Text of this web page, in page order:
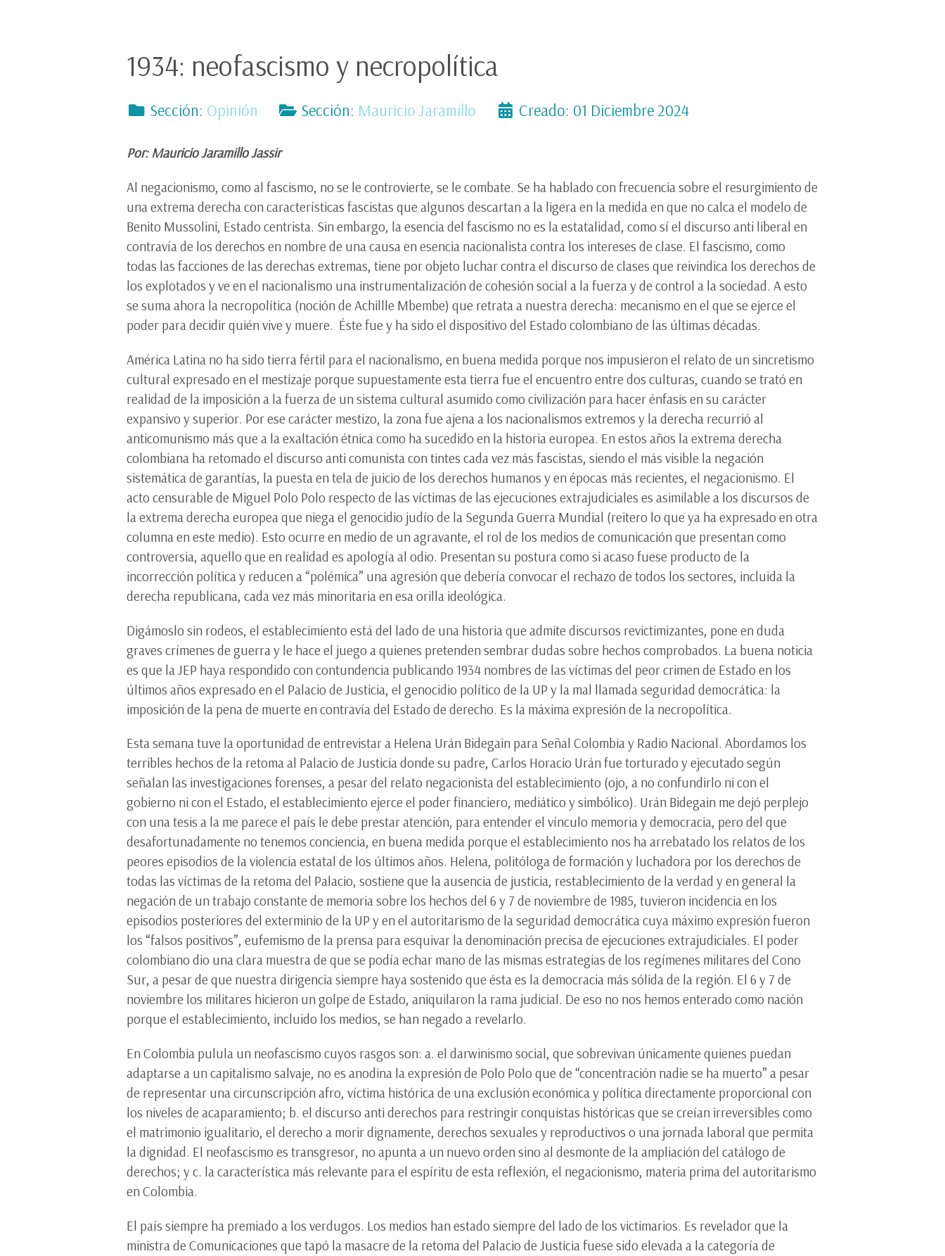
1934: neofascismo y necropolítica
Sección: Opinión Sección: Mauricio Jaramillo Creado: 01 Diciembre 2024
Por: Mauricio Jaramillo Jassir
Al negacionismo, como al fascismo, no se le controvierte, se le combate. Se ha hablado con frecuencia sobre el resurgimiento de
una extrema derecha con características fascistas que algunos descartan a la ligera en la medida en que no calca el modelo de
Benito Mussolini, Estado centrista. Sin embargo, la esencia del fascismo no es la estatalidad, como sí el discurso anti liberal en
contravía de los derechos en nombre de una causa en esencia nacionalista contra los intereses de clase. El fascismo, como
todas las facciones de las derechas extremas, tiene por objeto luchar contra el discurso de clases que reivindica los derechos de
los explotados y ve en el nacionalismo una instrumentalización de cohesión social a la fuerza y de control a la sociedad. A esto
se suma ahora la necropolítica (noción de Achillle Mbembe) que retrata a nuestra derecha: mecanismo en el que se ejerce el
poder para decidir quién vive y muere. Éste fue y ha sido el dispositivo del Estado colombiano de las últimas décadas.
América Latina no ha sido tierra fértil para el nacionalismo, en buena medida porque nos impusieron el relato de un sincretismo
cultural expresado en el mestizaje porque supuestamente esta tierra fue el encuentro entre dos culturas, cuando se trató en
realidad de la imposición a la fuerza de un sistema cultural asumido como civilización para hacer énfasis en su carácter
expansivo y superior. Por ese carácter mestizo, la zona fue ajena a los nacionalismos extremos y la derecha recurrió al
anticomunismo más que a la exaltación étnica como ha sucedido en la historia europea. En estos años la extrema derecha
colombiana ha retomado el discurso anti comunista con tintes cada vez más fascistas, siendo el más visible la negación
sistemática de garantías, la puesta en tela de juicio de los derechos humanos y en épocas más recientes, el negacionismo. El
acto censurable de Miguel Polo Polo respecto de las víctimas de las ejecuciones extrajudiciales es asimilable a los discursos de
la extrema derecha europea que niega el genocidio judío de la Segunda Guerra Mundial (reitero lo que ya ha expresado en otra
columna en este medio). Esto ocurre en medio de un agravante, el rol de los medios de comunicación que presentan como
controversia, aquello que en realidad es apología al odio. Presentan su postura como si acaso fuese producto de la
incorrección política y reducen a “polémica” una agresión que debería convocar el rechazo de todos los sectores, incluida la
derecha republicana, cada vez más minoritaria en esa orilla ideológica.
Digámoslo sin rodeos, el establecimiento está del lado de una historia que admite discursos revictimizantes, pone en duda
graves crímenes de guerra y le hace el juego a quienes pretenden sembrar dudas sobre hechos comprobados. La buena noticia
es que la JEP haya respondido con contundencia publicando 1934 nombres de las víctimas del peor crimen de Estado en los
últimos años expresado en el Palacio de Justicia, el genocidio político de la UP y la mal llamada seguridad democrática: la
imposición de la pena de muerte en contravía del Estado de derecho. Es la máxima expresión de la necropolítica.
Esta semana tuve la oportunidad de entrevistar a Helena Urán Bidegain para Señal Colombia y Radio Nacional. Abordamos los
terribles hechos de la retoma al Palacio de Justicia donde su padre, Carlos Horacio Urán fue torturado y ejecutado según
señalan las investigaciones forenses, a pesar del relato negacionista del establecimiento (ojo, a no confundirlo ni con el
gobierno ni con el Estado, el establecimiento ejerce el poder financiero, mediático y simbólico). Urán Bidegain me dejó perplejo
con una tesis a la me parece el país le debe prestar atención, para entender el vínculo memoria y democracia, pero del que
desafortunadamente no tenemos conciencia, en buena medida porque el establecimiento nos ha arrebatado los relatos de los
peores episodios de la violencia estatal de los últimos años. Helena, politóloga de formación y luchadora por los derechos de
todas las víctimas de la retoma del Palacio, sostiene que la ausencia de justicia, restablecimiento de la verdad y en general la
negación de un trabajo constante de memoria sobre los hechos del 6 y 7 de noviembre de 1985, tuvieron incidencia en los
episodios posteriores del exterminio de la UP y en el autoritarismo de la seguridad democrática cuya máximo expresión fueron
los “falsos positivos”, eufemismo de la prensa para esquivar la denominación precisa de ejecuciones extrajudiciales. El poder
colombiano dio una clara muestra de que se podía echar mano de las mismas estrategias de los regímenes militares del Cono
Sur, a pesar de que nuestra dirigencia siempre haya sostenido que ésta es la democracia más sólida de la región. El 6 y 7 de
noviembre los militares hicieron un golpe de Estado, aniquilaron la rama judicial. De eso no nos hemos enterado como nación
porque el establecimiento, incluido los medios, se han negado a revelarlo.
En Colombia pulula un neofascismo cuyos rasgos son: a. el darwinismo social, que sobrevivan únicamente quienes puedan
adaptarse a un capitalismo salvaje, no es anodina la expresión de Polo Polo que de “concentración nadie se ha muerto” a pesar
de representar una circunscripción afro, víctima histórica de una exclusión económica y política directamente proporcional con
los niveles de acaparamiento; b. el discurso anti derechos para restringir conquistas históricas que se creían irreversibles como
el matrimonio igualitario, el derecho a morir dignamente, derechos sexuales y reproductivos o una jornada laboral que permita
la dignidad. El neofascismo es transgresor, no apunta a un nuevo orden sino al desmonte de la ampliación del catálogo de
derechos; y c. la característica más relevante para el espíritu de esta reflexión, el negacionismo, materia prima del autoritarismo
en Colombia.
El país siempre ha premiado a los verdugos. Los medios han estado siempre del lado de los victimarios. Es revelador que la
ministra de Comunicaciones que tapó la masacre de la retoma del Palacio de Justicia fuese sido elevada a la categoría de